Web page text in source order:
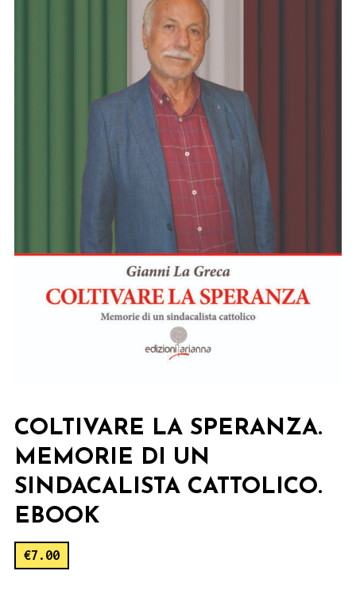
COLTIVARE LA SPERANZA.
MEMORIE DI UN
SINDACALISTA CATTOLICO.
EBOOK
€7.00